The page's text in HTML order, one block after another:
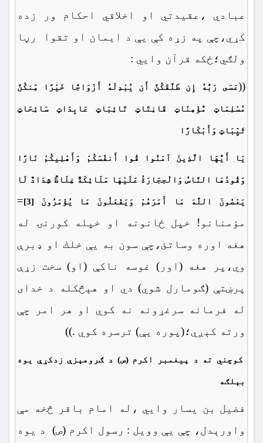
عبادي ،عقیدتي او اخلاقي احکام ور زده
کړي،چې په زړه کې یې د ایمان او تقوا رڼا
ولګي؛ځکه قرآن وایي :
((عَسَى رَبُّهُ إِن طَلَّقَكُنَّ أَن يُبْدِلَهُ أَزْوَاجًا خَيْرًا مِّنكُنَّ
مُسْلِمَاتٍ مُّؤْمِنَاتٍ قَانِتَاتٍ تَائِبَاتٍ عَابِدَاتٍ سَائِحَاتٍ
ثَيِّبَاتٍ وَأَبْكَارًا
يَا أَيُّهَا الَّذِينَ آمَنُوا قُوا أَنفُسَكُمْ وَأَهْلِيكُمْ نَارًا
وَقُودُهَا النَّاسُ وَالْحِجَارَةُ عَلَيْهَا مَلَائِكَةٌ غِلَاظٌ شِدَادٌ لَا
يَعْصُونَ اللَّهَ مَا أَمَرَهُمْ وَيَفْعَلُونَ مَا يُؤْمَرُونَ [3]
=
مؤمنانو! خپل ځانونه او خپله كورنۍ له
هغه اوره وساتئ،چې سون به يې خلك او ډبرې
وي،پر هغه (اور) غوسه ناكې (او) سخت زړې
پرښتې (ګومارل شوي) دي او هېڅکله د خداى
له فرمانه سرغړونه نه کوي او هر امر چې
ورته كېږي؛(پوره يې) ترسره كوي .))
کوچني ته د پیغمبر اکرم (ص) د ګروهېزې زدکړې یوه
بېلګه
فضیل بن یسار وایي ،له امام باقر څخه مې
واورېدل، چې یې وویل : رسول اکرم (ص) د یوه